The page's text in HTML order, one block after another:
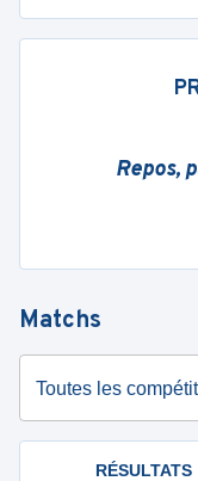
Repos,
Matchs
Toutes les
RÉSULTATS